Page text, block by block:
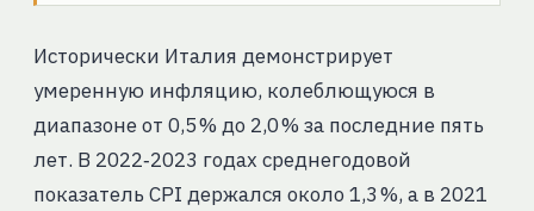
Исторически Италия демонстрирует
умеренную инфляцию, колеблющуюся в
диапазоне от 0,5 % до 2,0 % за последние пять
лет. В 2022‑2023 годах среднегодовой
показатель CPI держался около 1,3 %, а в 2021